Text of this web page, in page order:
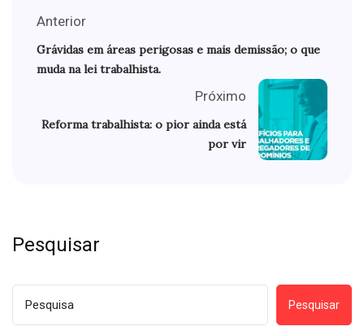
Anterior
Grávidas em áreas perigosas e mais demissão; o que
muda na lei trabalhista.
Próximo
Reforma trabalhista: o pior ainda está
por vir
Pesquisar
Pesquisar